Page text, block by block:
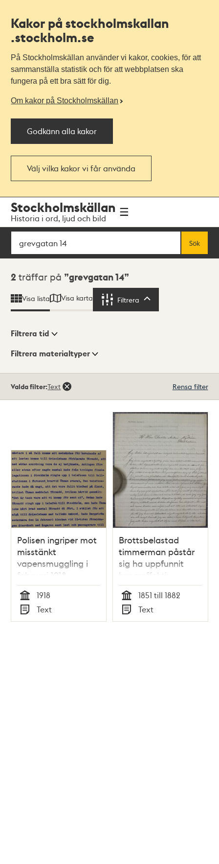
Kakor på stockholmskallan
.stockholm.se
På Stockholmskällan använder vi kakor, cookies, för att
sammanställa statistik och för att webbplatsen ska
fungera på ett bra sätt för dig.
Om kakor på Stockholmskällan
Godkänn alla kakor
Välj vilka kakor vi får använda
navigationen
huvudinnehållet
Stockholmskällan
Historia i ord, ljud och bild
Sök
Sök
Sökresultat
2 träffar på grevgatan 14
Visa lista Visa karta Filtrera
Visningsläge
Filtrera tid
Filtrera materialtyper
träffar
Valda filter:Text Rensa filter
Polisen ingriper mot
misstänkt
vapensmuggling i
februari 1918
Tid
1918
Typ
Text
Brottsbelastad
timmerman påstår
sig ha uppfunnit
hypereffektiv
ångmaskin - brev till
Dr Nyström 1882
Tid
1851 till 1882
Typ
Text